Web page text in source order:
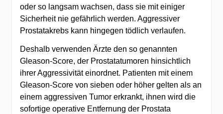
oder so langsam wachsen, dass sie mit einiger
Sicherheit nie gefährlich werden. Aggressiver
Prostatakrebs kann hingegen tödlich verlaufen.
Deshalb verwenden Ärzte den so genannten
Gleason-Score, der Prostatatumoren hinsichtlich
ihrer Aggressivität einordnet. Patienten mit einem
Gleason-Score von sieben oder höher gelten als an
einem aggressiven Tumor erkrankt, ihnen wird die
sofortige operative Entfernung der Prostata